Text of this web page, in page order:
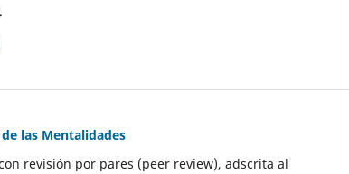
las Mentalidades
revisión por pares (peer review), adscrita al